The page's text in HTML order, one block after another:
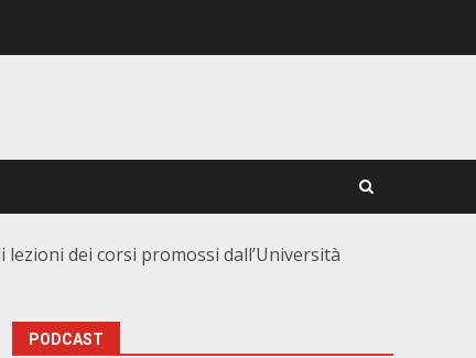
dei corsi promossi dall’Università
PODCAST